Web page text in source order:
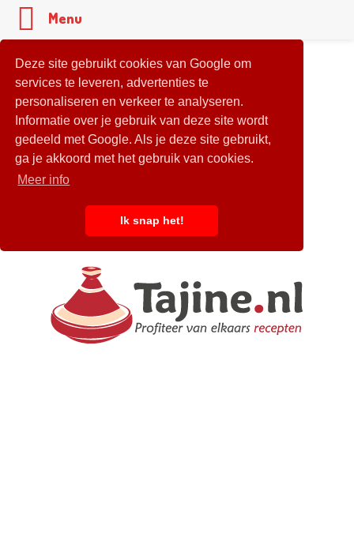
Deze site gebruikt cookies van Google om
services te leveren, advertenties te
personaliseren en verkeer te analyseren.
Informatie over je gebruik van deze site wordt
gedeeld met Google. Als je deze site gebruikt,
ga je akkoord met het gebruik van cookies.
Meer info
Ik snap het!
Menu